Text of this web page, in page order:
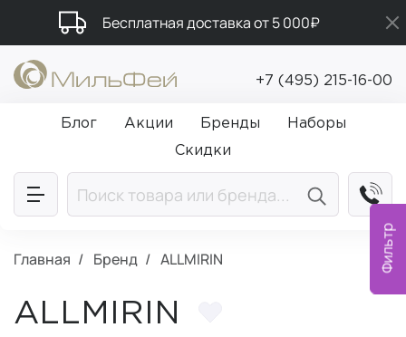
Фильтр
Бесплатная доставка от 5 000₽
Промокод ПРИВЕТ
Подарки в каждый заказ от 5 000₽
+7 (495) 215-16-00
Блог Акции Бренды
Наборы
Скидки
Главная Бренд ALLMIRIN
ALLMIRIN